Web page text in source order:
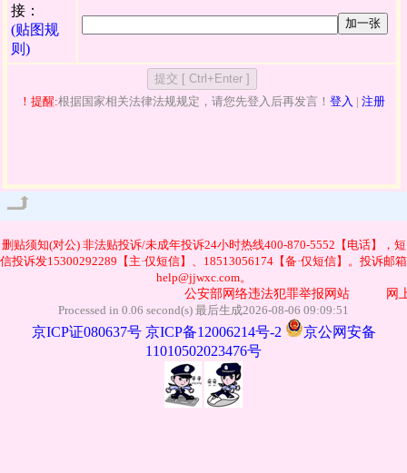
接：
(贴图规
则)
加一张
！提醒:根据国家相关法律法规规定，请您先登入后再发言！ 登入 | 注册
删贴须知(对公)非法贴投诉/未成年投诉24小时热线400-870-5552【电话】，短
信投诉发15300292289【主·仅短信】、18513056174【备·仅短信】。投诉邮箱
help@jjwxc.com。
公安部网络违法犯罪举报网站
网
Processed in 0.06 second(s) 最后生成2026-08-06 09:09:51
京ICP证080637号 京ICP备12006214号-2
京公网安备
11010502023476号